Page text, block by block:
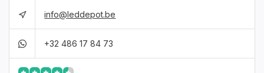
info@leddepot.be
+32 486 17 84 73